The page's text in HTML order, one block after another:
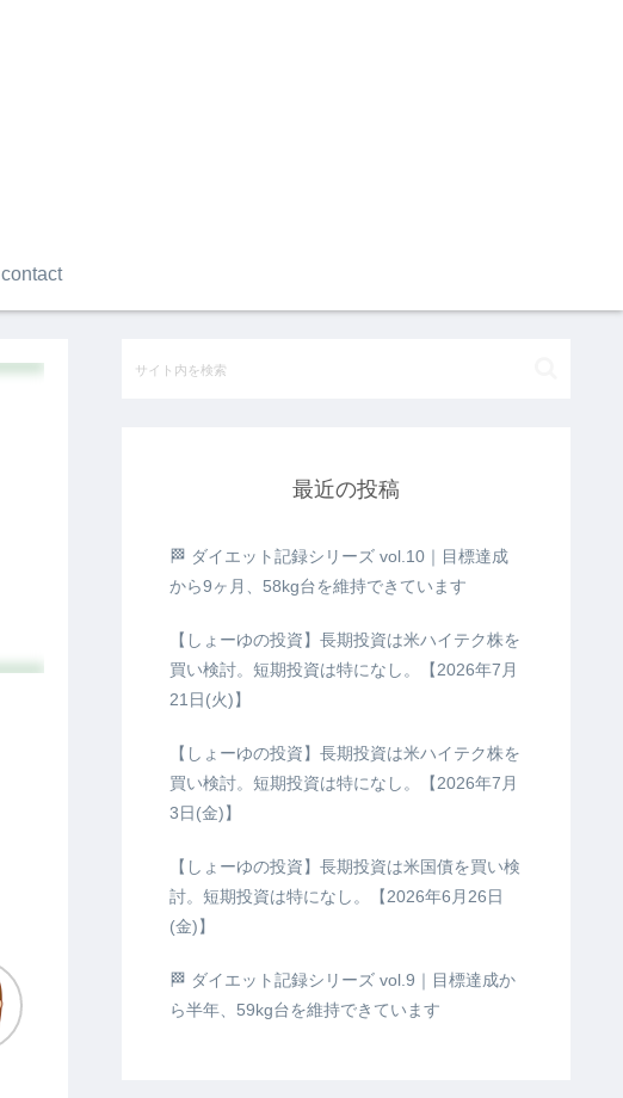
contact
最近の投稿
🏁 ダイエット記録シリーズ vol.10｜目標達成
から9ヶ月、58kg台を維持できています
【しょーゆの投資】長期投資は米ハイテク株を
買い検討。短期投資は特になし。【2026年7月
21日(火)】
【しょーゆの投資】長期投資は米ハイテク株を
買い検討。短期投資は特になし。【2026年7月
3日(金)】
【しょーゆの投資】長期投資は米国債を買い検
討。短期投資は特になし。【2026年6月26日
(金)】
🏁 ダイエット記録シリーズ vol.9｜目標達成か
ら半年、59kg台を維持できています